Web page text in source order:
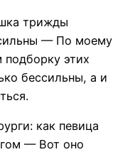
трижды
— По моему
этих
бессильны, а и
как певица
— Вот оно